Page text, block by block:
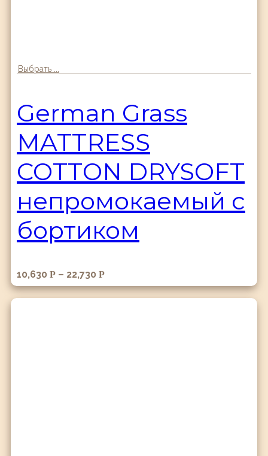
Выбрать ...
German Grass
MATTRESS
COTTON DRYSOFT
непромокаемый с
бортиком
10,630 Р – 22,730 Р